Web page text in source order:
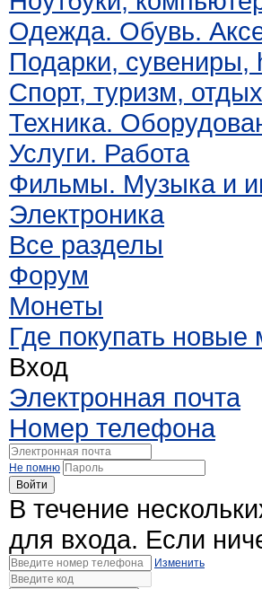
Одежда. Обувь.
Подарки, сувениры,
Спорт, туризм, отдых
Техника.
Услуги. Работа
Фильмы. Музыка и
Электроника
Все разделы
Форум
Монеты
Где покупать
Вход
Электронная почта
Номер телефона
Не помню
Войти
В течение
для входа. Если
Изменить